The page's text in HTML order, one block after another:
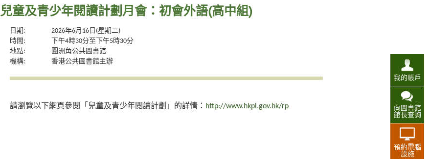
我的帳戶
向圖書館
館長查詢
預約電腦
設施
兒童及青少年閱讀計劃月會：初會外語(高中組)
日期:
2026年6月16日(星期二)
時間:
下午4時30分至下午5時30分
地點:
圓洲角公共圖書館
機構:
香港公共圖書館主辦
請瀏覽以下網頁參閱「兒童及青少年閱讀計劃」的詳情： http://www.hkpl.gov.hk/rp